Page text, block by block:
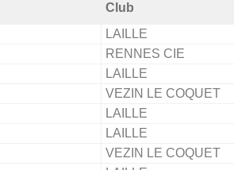
Club
LAILLE
RENNES CIE
LAILLE
VEZIN LE COQUET
LAILLE
LAILLE
VEZIN LE COQUET